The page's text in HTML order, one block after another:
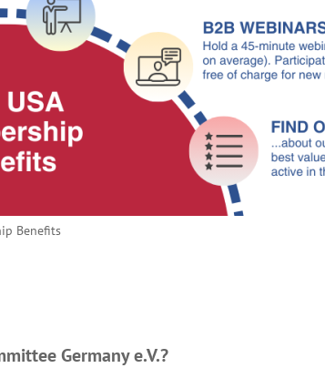
Benefits
Germany e.V.?